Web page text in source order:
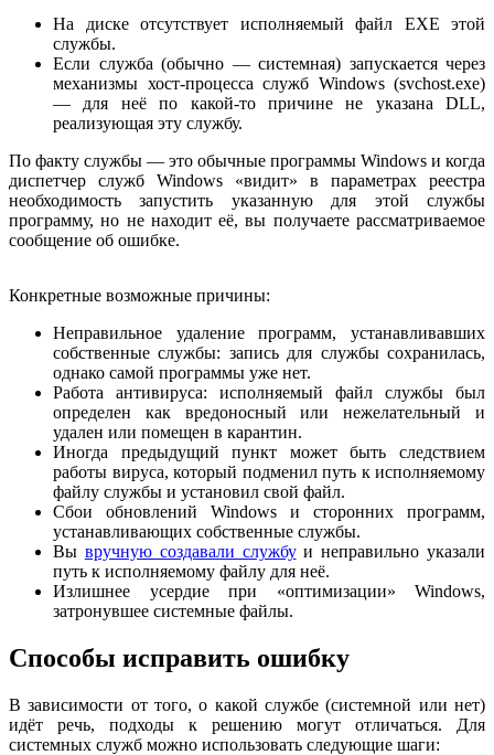
На диске отсутствует исполняемый файл EXE этой
службы.
Если служба (обычно — системная) запускается через
механизмы хост-процесса служб Windows (svchost.exe)
— для неё по какой-то причине не указана DLL,
реализующая эту службу.
По факту службы — это обычные программы Windows и когда
диспетчер служб Windows «видит» в параметрах реестра
необходимость запустить указанную для этой службы
программу, но не находит её, вы получаете рассматриваемое
сообщение об ошибке.
Конкретные возможные причины:
Неправильное удаление программ, устанавливавших
собственные службы: запись для службы сохранилась,
однако самой программы уже нет.
Работа антивируса: исполняемый файл службы был
определен как вредоносный или нежелательный и
удален или помещен в карантин.
Иногда предыдущий пункт может быть следствием
работы вируса, который подменил путь к исполняемому
файлу службы и установил свой файл.
Сбои обновлений Windows и сторонних программ,
устанавливающих собственные службы.
Вы вручную создавали службуи неправильно указали
путь к исполняемому файлу для неё.
Излишнее усердие при «оптимизации» Windows,
затронувшее системные файлы.
Способы исправить ошибку
В зависимости от того, о какой службе (системной или нет)
идёт речь, подходы к решению могут отличаться. Для
системных служб можно использовать следующие шаги: